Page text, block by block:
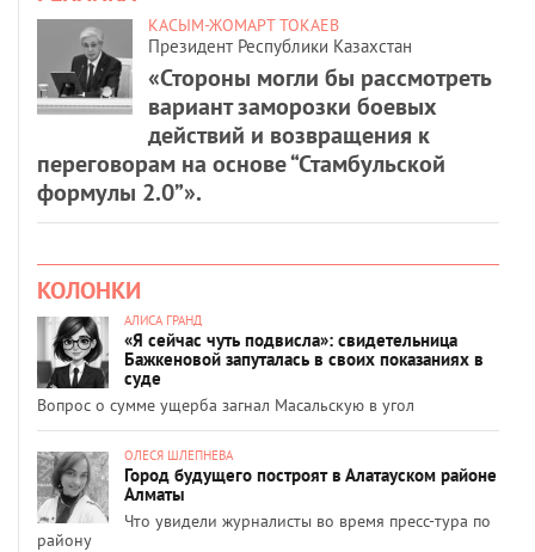
КАСЫМ-ЖОМАРТ ТОКАЕВ
Президент Республики Казахстан
«Стороны могли бы рассмотреть
вариант заморозки боевых
действий и возвращения к
переговорам на основе “Стамбульской
формулы 2.0”».
КОЛОНКИ
АЛИСА ГРАНД
«Я сейчас чуть подвисла»: свидетельница
Бажкеновой запуталась в своих показаниях в
суде
Вопрос о сумме ущерба загнал Масальскую в угол
ОЛЕСЯ ШЛЕПНЕВА
Город будущего построят в Алатауском районе
Алматы
Что увидели журналисты во время пресс-тура по
району